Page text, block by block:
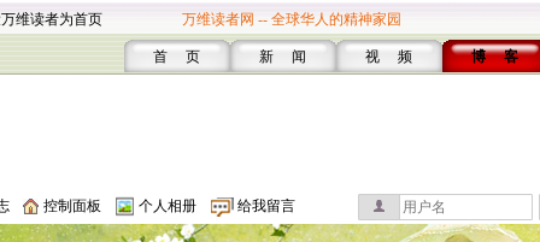
维读者为首页 万维读者网 -- 全球华人的精神家园
首 页 新 闻 视 频 博 客
控制面板 个人相册 给我留言